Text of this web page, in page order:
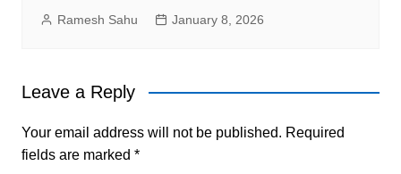
Ramesh Sahu January 8, 2026
Leave a Reply
Your email address will not be published. Required
fields are marked *